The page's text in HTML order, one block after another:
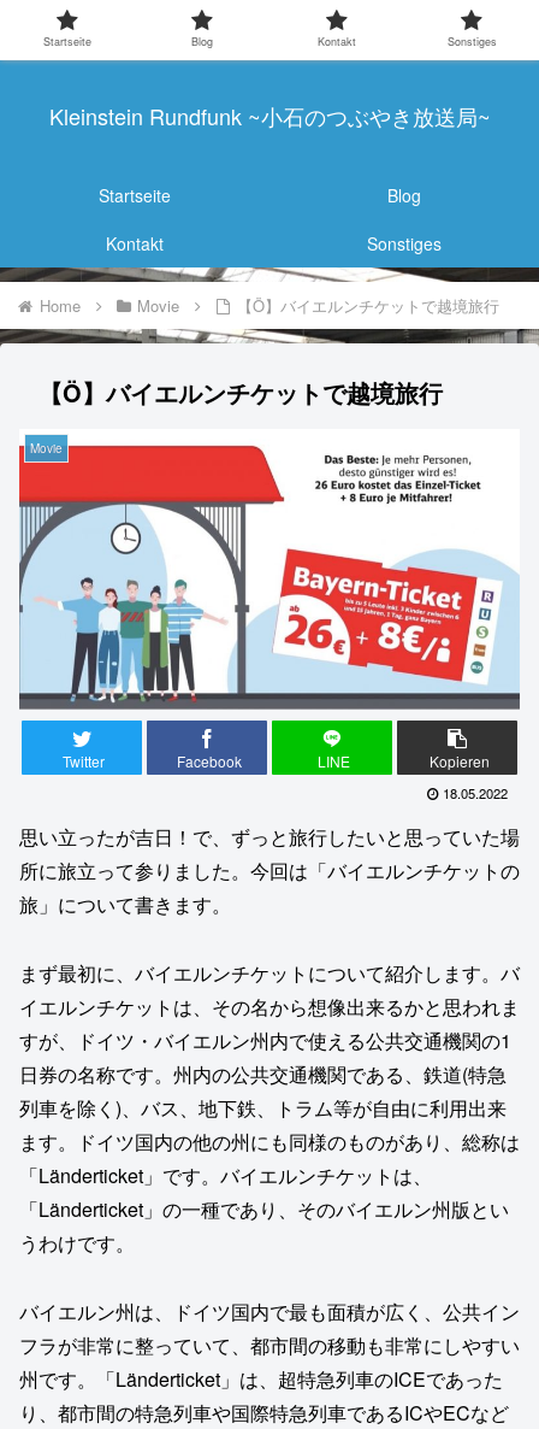
Kleinstein Rundfunk ~小石のつぶやき放送局~
Startseite
Blog
Kontakt
Sonstiges
Home Movie 【Ö】バイエルンチケットで越境旅行
【Ö】バイエルンチケットで越境旅行
Movie
Twitter Facebook LINE Kopieren
18.05.2022
思い立ったが吉日！で、ずっと旅行したいと思っていた場
所に旅立って参りました。今回は「バイエルンチケットの
旅」について書きます。
まず最初に、バイエルンチケットについて紹介します。バ
イエルンチケットは、その名から想像出来るかと思われま
すが、ドイツ・バイエルン州内で使える公共交通機関の1
日券の名称です。州内の公共交通機関である、鉄道(特急
列車を除く)、バス、地下鉄、トラム等が自由に利用出来
ます。ドイツ国内の他の州にも同様のものがあり、総称は
「Länderticket」です。バイエルンチケットは、
「Länderticket」の一種であり、そのバイエルン州版とい
うわけです。
バイエルン州は、ドイツ国内で最も面積が広く、公共イン
フラが非常に整っていて、都市間の移動も非常にしやすい
州です。「Länderticket」は、超特急列車のICEであった
り、都市間の特急列車や国際特急列車であるICやECなど
Startseite Blog Kontakt Sonstiges